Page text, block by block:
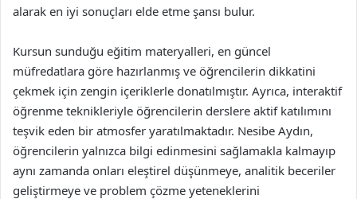
alarak en iyi sonuçları elde etme şansı bulur.
Kursun sunduğu eğitim materyalleri, en güncel
müfredatlara göre hazırlanmış ve öğrencilerin dikkatini
çekmek için zengin içeriklerle donatılmıştır. Ayrıca, interaktif
öğrenme teknikleriyle öğrencilerin derslere aktif katılımını
teşvik eden bir atmosfer yaratılmaktadır. Nesibe Aydın,
öğrencilerin yalnızca bilgi edinmesini sağlamakla kalmayıp
aynı zamanda onları eleştirel düşünmeye, analitik beceriler
geliştirmeye ve problem çözme yeteneklerini